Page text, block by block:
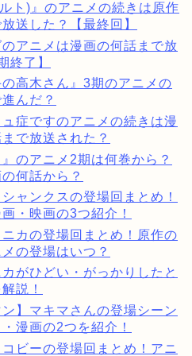
ト)』のアニメの続きは原作
送した？【最終回】
アニメは漫画の何話まで放
終了】
の高木さん』3期のアニメの
んだ？
症ですのアニメの続きは漫
で放送された？
』のアニメ2期は何巻から？
何話から？
シャンクスの登場回まとめ！
・映画の3つ紹介！
ニカの登場回まとめ！原作の
の登場はいつ？
がひどい・がっかりしたと
説！
ン】マキマさんの登場シーン
漫画の2つを紹介！
コビーの登場回まとめ！アニ